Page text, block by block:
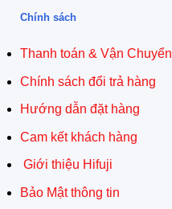
Chính sách
Thanh toán & Vận Chuyển
Chính sách đổi trả hàng
Hướng dẫn đặt hàng
Cam kết khách hàng
Giới thiệu Hifuji
Bảo Mật thông tin